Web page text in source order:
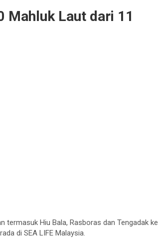
Mahluk Laut dari 11
termasuk Hiu Bala, Rasboras dan Tengadak ke
di SEA LIFE Malaysia.